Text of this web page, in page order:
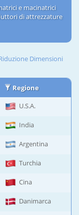
e macinatrici
di attrezzature
Dimensioni
Regione
U.S.A.
India
Argentina
Turchia
Cina
Danimarca